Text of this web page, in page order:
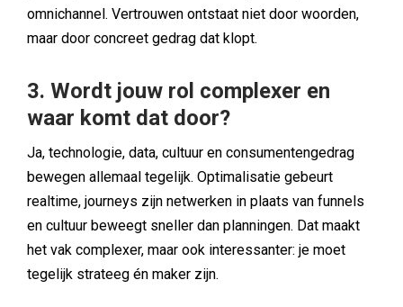
omnichannel. Vertrouwen ontstaat niet door woorden,
maar door concreet gedrag dat klopt.
3. Wordt jouw rol complexer en
waar komt dat door?
Ja, technologie, data, cultuur en consumentengedrag
bewegen allemaal tegelijk. Optimalisatie gebeurt
realtime, journeys zijn netwerken in plaats van funnels
en cultuur beweegt sneller dan planningen. Dat maakt
het vak complexer, maar ook interessanter: je moet
tegelijk strateeg én maker zijn.